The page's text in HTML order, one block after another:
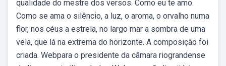
qualidade do mestre dos versos. Como eu te amo.
Como se ama o silêncio, a luz, o aroma, o orvalho numa
flor, nos céus a estrela, no largo mar a sombra de uma
vela, que lá na extrema do horizonte. A composição foi
criada. Webpara o presidente da câmara riograndense